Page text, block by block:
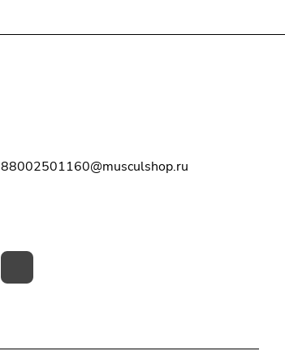
88002501160@musculshop.ru